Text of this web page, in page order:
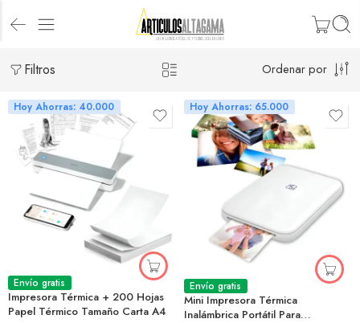
Filtros Ordenar por
Hoy Ahorras: 40.000
Envío gratis
Impresora Térmica + 200 Hojas
Papel Térmico Tamaño Carta A4
Hoy Ahorras: 65.000
Envío gratis
Mini Impresora Térmica
Inalámbrica Portátil Para